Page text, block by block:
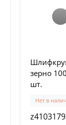
зерно
шт.
Нет в
z4103179